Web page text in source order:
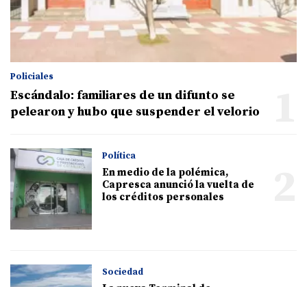
Policiales
Escándalo: familiares de un difunto se
pelearon y hubo que suspender el velorio
Política
En medio de la polémica,
Capresca anunció la vuelta de
los créditos personales
Sociedad